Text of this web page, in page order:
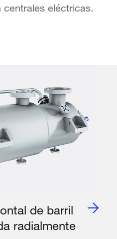
centrales eléctricas.
de barril
radialmente